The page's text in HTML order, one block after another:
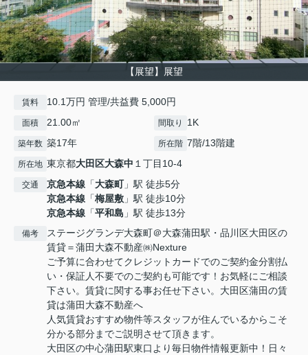
【展望】展望
賃料 10.1万円 管理/共益費 5,000円
面積 21.00㎡ 間取り 1K
築年数 築17年 所在階 7階/13階建
所在地 東京都大田区大森中 １丁目10-4
交通 京急本線 「大森町」駅 徒歩5分
京急本線 「梅屋敷 」駅 徒歩10分
京急本線 「平和島 」駅 徒歩13分
備考
ステージグランデ大森町＠大森蒲田駅・品川区大田区の
賃貸＝蒲田大森不動産㈱Nexture
ご予算に合わせてクレジットカードでのご契約金分割払
い・保証人不要でのご契約も可能です！お気軽にご相談
下さい。賃貸に関する事お任せ下さい。大田区蒲田の賃
貸は蒲田大森不動産へ
人気賃貸おすすめ物件等スタッフが住んでいるからこそ
分かる部分までご説明させて頂きます。
大田区の中心蒲田駅東口より毎日物件情報更新中！日々